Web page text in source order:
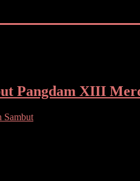
Pangdam XIII
Sambut